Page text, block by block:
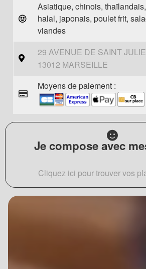
Asiatique, chinois,
halal, japonais, poulet frit,
viandes
29 AVENUE DE SAINT
13012 MARSEILLE
Moyens de paiement :
Je compose avec
Cliquez ici pour trouver vos